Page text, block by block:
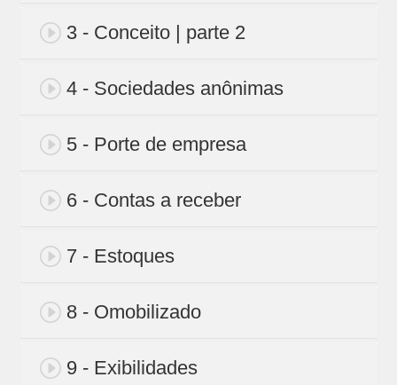
3 - Conceito | parte 2
4 - Sociedades anônimas
5 - Porte de empresa
6 - Contas a receber
7 - Estoques
8 - Omobilizado
9 - Exibilidades